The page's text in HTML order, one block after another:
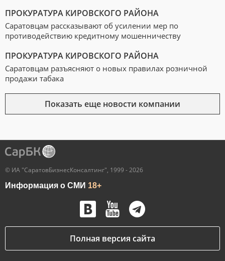
ПРОКУРАТУРА КИРОВСКОГО РАЙОНА
Саратовцам рассказывают об усилении мер по
противодействию кредитному мошенничеству
ПРОКУРАТУРА КИРОВСКОГО РАЙОНА
Саратовцам разъясняют о новых правилах розничной
продажи табака
Показать еще новости компании
© ИА "СаратовБизнесКонсалтинг", 1999 - 2026
Информация о СМИ 18+
Полная версия сайта